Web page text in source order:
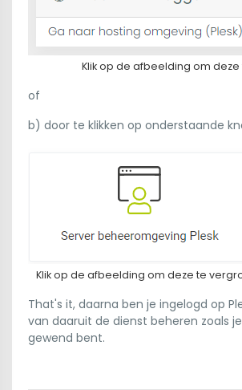
Klik op de afbeelding om
of
b) door te klikken op onderstaande
Klik op de afbeelding om deze te
That's it, daarna ben je ingelogd op
van daaruit de dienst beheren zoals je
gewend bent.